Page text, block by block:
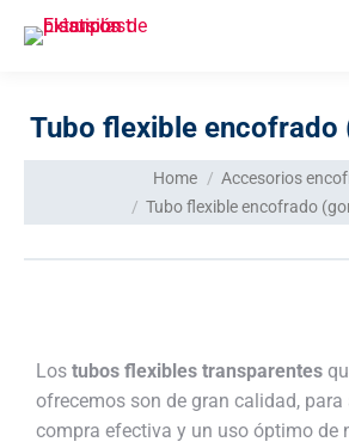
Tubo flexible encofrado
You are here:
Home
Accesorios
Tubo flexible encofrado
Los tubos flexibles transparentes
ofrecemos son de gran calidad, para
compra efectiva y un uso óptimo de